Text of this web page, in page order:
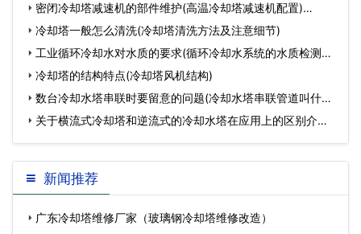
塔维护)…
密闭冷却塔减速机的部件维护(高温冷却塔减速机配置)…
冷却塔一般怎么清洗(冷却塔清洗方法及注意细节)
工业循环冷却水对水质的要求(循环冷却水系统的水质检测方
法)…
冷却塔的结构特点(冷却塔风机结构)
数台冷却水塔串联时要留意的问题(冷却水塔串联管道叫什么)
… 关于横流式冷却塔和逆流式的冷却水塔在应用上的区别介绍
(横流式与逆流…
新闻推荐
广东冷却塔维修厂家（玻璃钢冷却塔维修改造）